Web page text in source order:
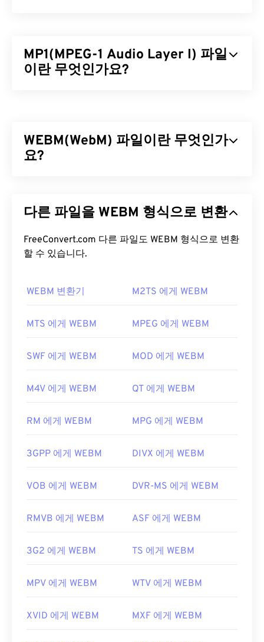
MP1(MPEG-1 Audio Layer I) 파일
이란 무엇인가요?
은 디지털 컴팩트 카세트(CD) 형식의 일부였습니다.
MP1이었던 거의 모든 파일은 새로운
MP1은 거의 사용되지 않으므로
니다.
로는 Windows Media Player,Awave Studio,
개발자: ISO/IEC
동영상 전문가 그룹
https://en.wikipedia.org/wiki/MPEG-1_Audio_Lay
https://mpeg.chiariglione.org/standards/mpeg-
WEBM(WebM) 파일이란 무엇인가
요?
되었습니다. 챕터, 캡션, 자막, 메타데이터 태그, 스트
플레이어를 지원합니다. WEBM은 비디오 스트림을
VP8또는VP9코덱으로, 오디오 스트림을
WEBM 파일을 어떻게 여나요?
VLC 미디어 플레이어 MPlayer는모든 운영 체제
을 여는 다른 좋은 방법으로는 Microsoft Windows
Winamp Elmedia가
Microsoft 브라우저에는 WebM코덱이내장되어 있
니다.
개발자:
Google ; CoreCodec, Inc
.
유용한 링크:
https://tools.google.com/dlpage/webmmf/
다른 파일을 WEBM 형식으로 변환
FreeConvert.com 다른 파일도 WEBM 형식으로 변환
할 수 있습니다.
WEBM 변환기 M2TS 에게 WEBM
MTS 에게 WEBM MPEG 에게 WEBM
SWF 에게 WEBM MOD 에게 WEBM
M4V 에게 WEBM QT 에게 WEBM
RM 에게 WEBM MPG 에게 WEBM
3GPP 에게 WEBM DIVX 에게 WEBM
VOB 에게 WEBM DVR-MS 에게 WEBM
RMVB 에게 WEBM ASF 에게 WEBM
3G2 에게 WEBM TS 에게 WEBM
MPV 에게 WEBM WTV 에게 WEBM
XVID 에게 WEBM MXF 에게 WEBM